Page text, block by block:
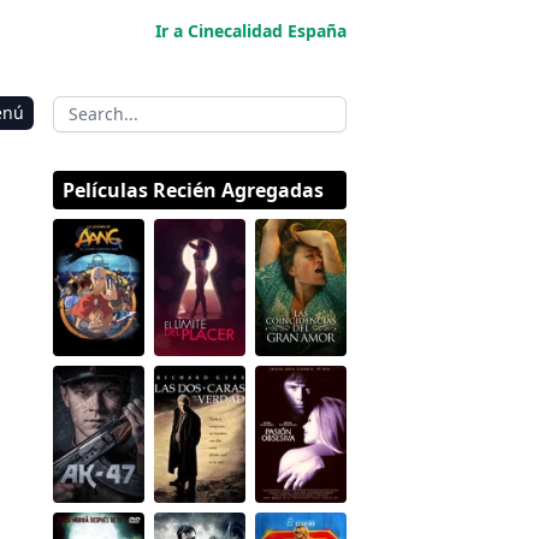
Ir a Cinecalidad España
Películas Recién Agregadas